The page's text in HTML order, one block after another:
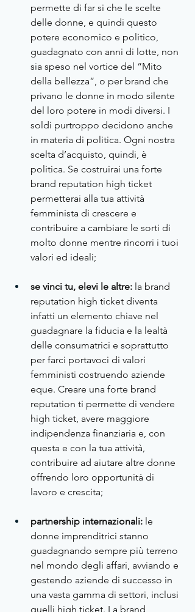
permette di far si che le scelte
delle donne, e quindi questo
potere economico e politico,
guadagnato con anni di lotte, non
sia speso nel vortice del “Mito
della bellezza”, o per brand che
privano le donne in modo silente
del loro potere in modi diversi. I
soldi purtroppo decidono anche
in materia di politica. Ogni nostra
scelta d’acquisto, quindi, è
politica. Se costruirai una forte
brand reputation high ticket
permetterai alla tua attività
femminista di crescere e
contribuire a cambiare le sorti di
molto donne mentre rincorri i tuoi
valori ed ideali;
se vinci tu, elevi le altre: la brand
reputation high ticket diventa
infatti un elemento chiave nel
guadagnare la fiducia e la lealtà
delle consumatrici e soprattutto
per farci portavoci di valori
femministi costruendo aziende
eque. Creare una forte brand
reputation ti permette di vendere
high ticket, avere maggiore
indipendenza finanziaria e, con
questa e con la tua attività,
contribuire ad aiutare altre donne
offrendo loro opportunità di
lavoro e crescita;
partnership internazionali: le
donne imprenditrici stanno
guadagnando sempre più terreno
nel mondo degli affari, avviando e
gestendo aziende di successo in
una vasta gamma di settori, inclusi
quelli high ticket. La brand